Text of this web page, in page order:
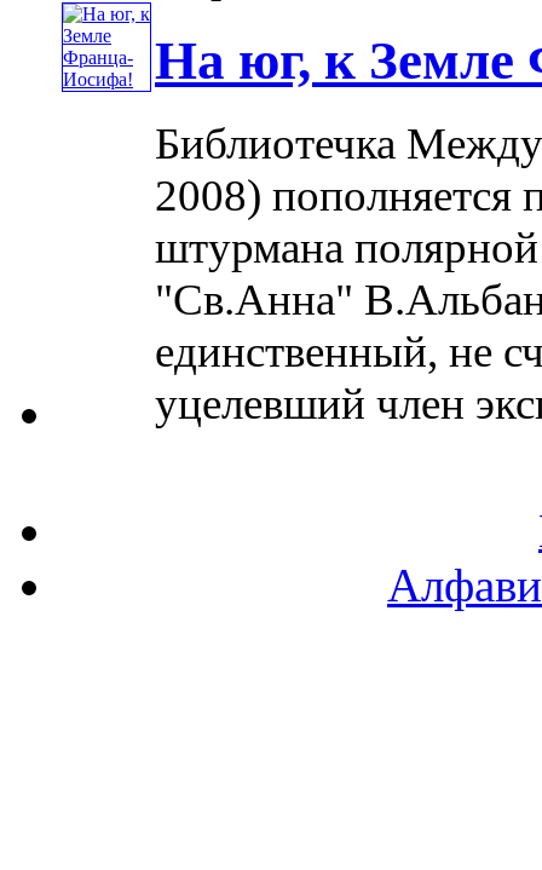
На юг, к
Библиотечка
2008) пополняется
штурмана
"Св.Анна"
единственный, не
уцелевший член